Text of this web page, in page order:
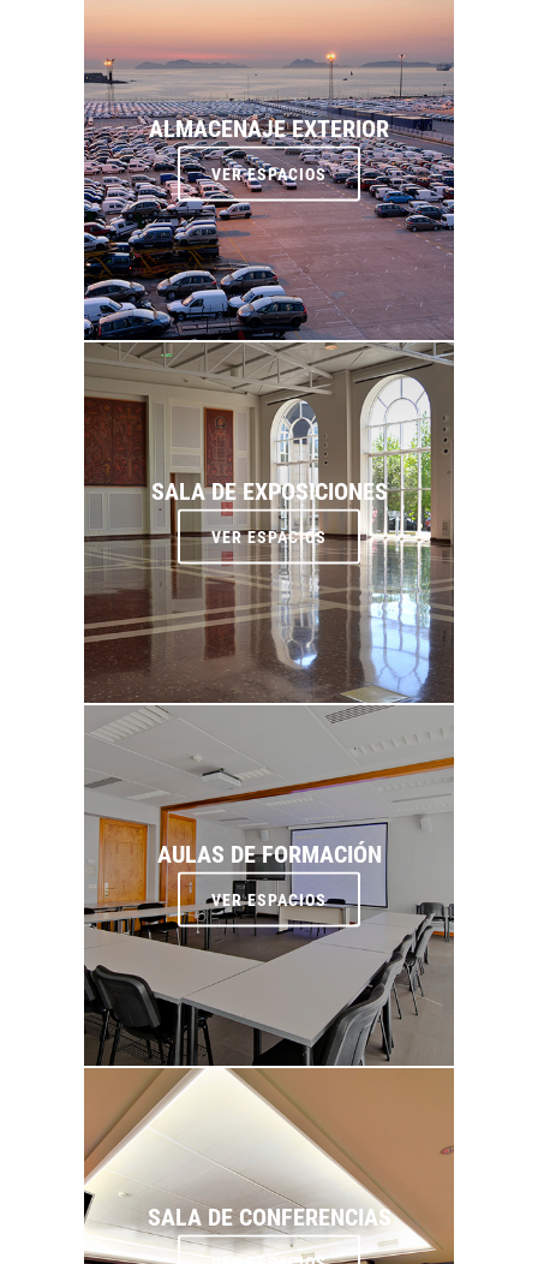
ALMACENAJE EXTERIOR
VER ESPACIOS
SALA DE EXPOSICIONES
VER ESPACIOS
AULAS DE FORMACIÓN
VER ESPACIOS
SALA DE CONFERENCIAS